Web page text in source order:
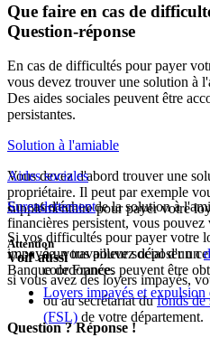
Que faire en cas de
Question-réponse
En cas de difficultés pour payer
vous devez trouver une solution à
Des aides sociales peuvent être
persistantes.
Solution à l'amiable
Vous devez d'abord trouver une
propriétaire. Il peut par exemple
supplémentaire pour payer votre
Attention
si vous avez des loyers impayés,
Aides sociales
En cas d'échec de la solution à
financières persistent, vous pouvez
à un travailleur social d'un
coordonnées peuvent être
ou au secrétariat dufonds de
(FSL) de votre département.
Surendettement
Si vos difficultés pour payer votre
impayée, vous pouvez déposer un
Banque de France.
Voir aussi
Loyers impayés et expulsion
Question ? Réponse !